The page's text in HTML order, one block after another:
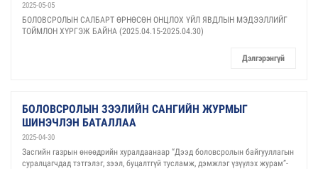
2025-05-05
БОЛОВСРОЛЫН САЛБАРТ ӨРНӨСӨН ОНЦЛОХ ҮЙЛ ЯВДЛЫН МЭДЭЭЛЛИЙГ
ТОЙМЛОН ХҮРГЭЖ БАЙНА (2025.04.15-2025.04.30)
Дэлгэрэнгүй
БОЛОВСРОЛЫН ЗЭЭЛИЙН САНГИЙН ЖУРМЫГ
ШИНЭЧЛЭН БАТАЛЛАА
2025-04-30
Засгийн газрын өнөөдрийн хуралдаанаар “Дээд боловсролын байгууллагын
суралцагчдад тэтгэлэг, зээл, буцалтгүй тусламж, дэмжлэг үзүүлэх журам”-